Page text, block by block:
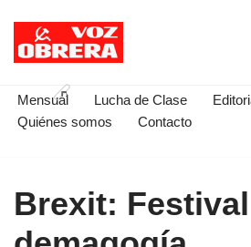
Saltar
contenido
Mensual Lucha de Clase
Quiénes somos
Contacto
Brexit: